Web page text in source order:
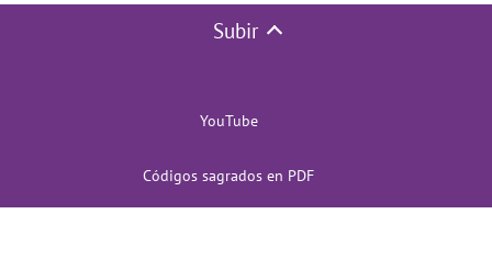
Subir
YouTube
Códigos sagrados en PDF